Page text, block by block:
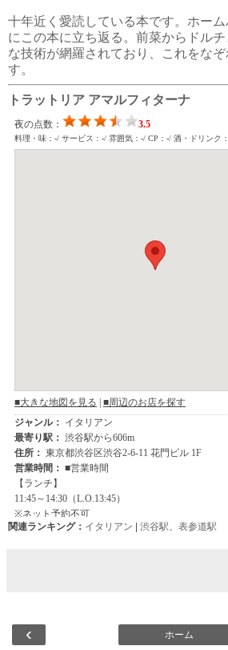
十年近く愛読している本です。ホー
にこの本に立ち返る。前菜からドル
な技術が網羅されており、これをな
す。
トラットリア アマルフィターナ
関連ランキング： イタリアン | 渋谷駅 表参道駅
‹ ホーム